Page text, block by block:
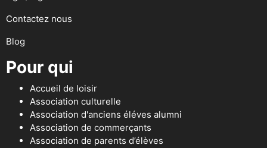
Contactez nous
Blog
Pour qui
Accueil de loisir
Association culturelle
Association d'anciens éléves alumni
Association de commerçants
Association de parents d’élèves